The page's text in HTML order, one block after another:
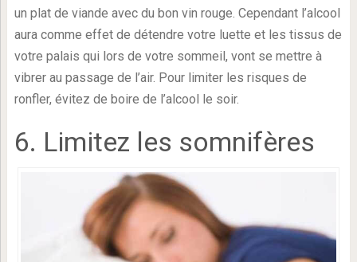
un plat de viande avec du bon vin rouge. Cependant l’alcool
aura comme effet de détendre votre luette et les tissus de
votre palais qui lors de votre sommeil, vont se mettre à
vibrer au passage de l’air. Pour limiter les risques de
ronfler, évitez de boire de l’alcool le soir.
6. Limitez les somnifères